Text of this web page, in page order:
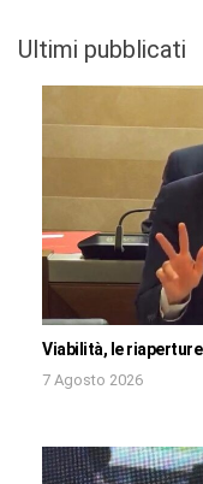
Ultimi pubblicati
Viabilità, le
7 Agosto 2026